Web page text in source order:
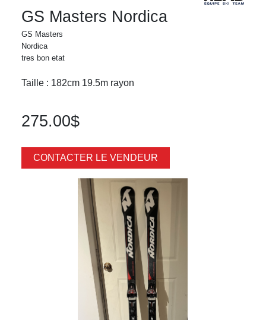
GS Masters Nordica
GS Masters
Nordica
tres bon etat
Taille : 182cm 19.5m rayon
275.00$
CONTACTER LE VENDEUR